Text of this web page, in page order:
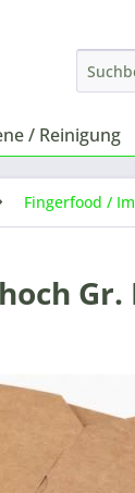
/ Reinigung
Fingerfood /
Gr.